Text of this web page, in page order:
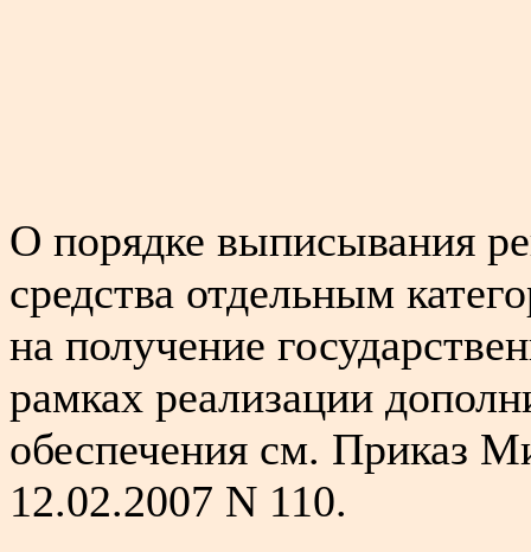
О порядке выписывания
средства отдельным
на получение
рамках реализации
обеспечения см. Приказ
12.02.2007 N 110.